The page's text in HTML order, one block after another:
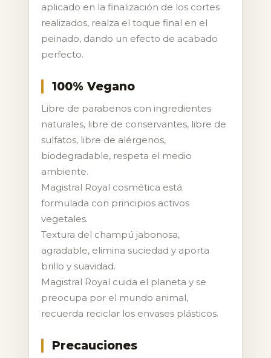
aplicado en la finalización de los cortes
realizados, realza el toque final en el
peinado, dando un efecto de acabado
perfecto.
100% Vegano
Libre de parabenos con ingredientes
naturales, libre de conservantes, libre de
sulfatos, libre de alérgenos,
biodegradable, respeta el medio
ambiente.
Magistral Royal cosmética está
formulada con principios activos
vegetales.
Textura del champú jabonosa,
agradable, elimina suciedad y aporta
brillo y suavidad.
Magistral Royal cuida el planeta y se
preocupa por el mundo animal,
recuerda reciclar los envases plásticos.
Precauciones